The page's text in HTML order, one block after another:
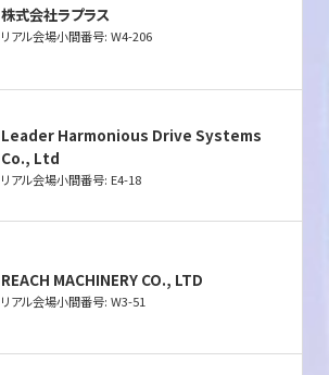
株式会社ラプラス
リアル会場小間番号: W4-206
Leader Harmonious Drive Systems
Co., Ltd
リアル会場小間番号: E4-18
REACH MACHINERY CO., LTD
リアル会場小間番号: W3-51